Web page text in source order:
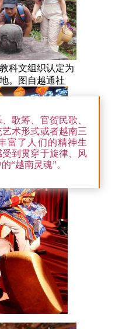
科文组织认定为
。图自越通社
歌筹、官贺民歌、
术形式或者越南三
富了人们的精神生
到贯穿于旋律、风
“越南灵魂”。